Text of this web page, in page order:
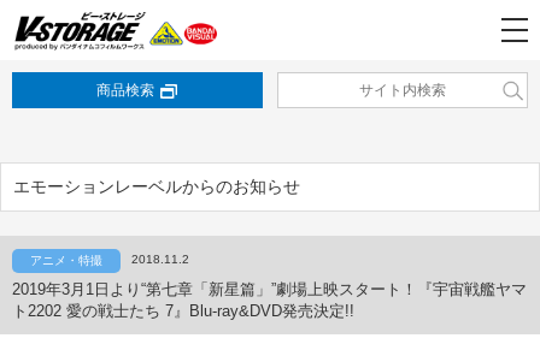
商品検索
エモーションレーベルからのお知らせ
アニメ・特撮 2018.11.2
2019年3月1日より“第七章「新星篇」”劇場上映スタート！『宇宙戦艦ヤマ
ト2202 愛の戦士たち 7』Blu-ray&DVD発売決定!!